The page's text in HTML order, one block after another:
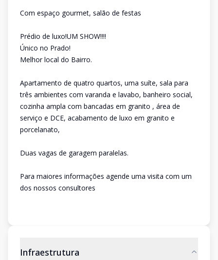
Com espaço gourmet, salão de festas
Prédio de luxo!UM SHOW!!!!
Único no Prado!
Melhor local do Bairro.
Apartamento de quatro quartos, uma suíte, sala para
três ambientes com varanda e lavabo, banheiro social,
cozinha ampla com bancadas em granito , área de
serviço e DCE, acabamento de luxo em granito e
porcelanato,
Duas vagas de garagem paralelas.
Para maiores informações agende uma visita com um
dos nossos consultores
Infraestrutura